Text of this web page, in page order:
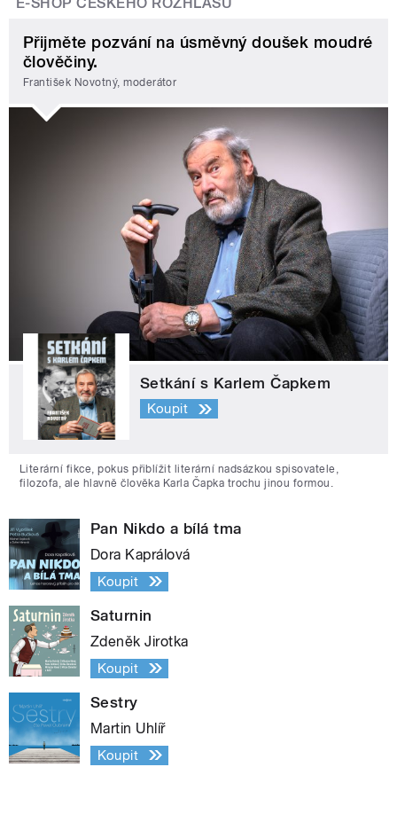
Přijměte pozvání na úsměvný doušek moudré
člověčiny.
František Novotný, moderátor
Setkání s Karlem Čapkem
Koupit
Literární fikce, pokus přiblížit literární nadsázkou spisovatele,
filozofa, ale hlavně člověka Karla Čapka trochu jinou formou.
Pan Nikdo a bílá tma
Dora Kaprálová
Koupit
Saturnin
Zdeněk Jirotka
Koupit
Sestry
Martin Uhlíř
Koupit